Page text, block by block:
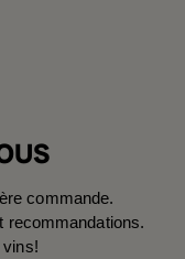
commande.
recommandations.
vins!